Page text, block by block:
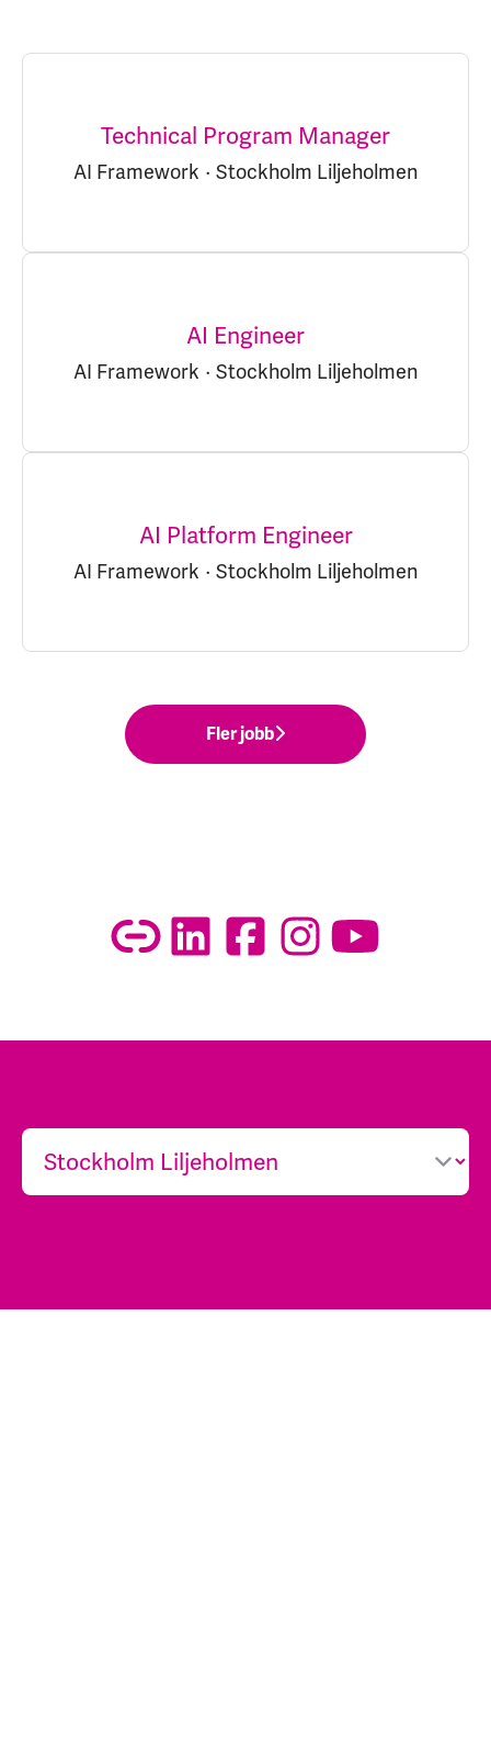
Technical Program Manager
AI Framework · Stockholm Liljeholmen
AI Engineer
AI Framework · Stockholm Liljeholmen
AI Platform Engineer
AI Framework · Stockholm Liljeholmen
Fler jobb